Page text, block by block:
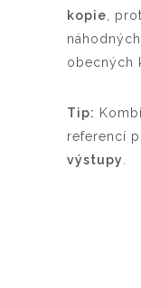
kopie ,
náhodných
obecných
Tip:
referencí
výstupy